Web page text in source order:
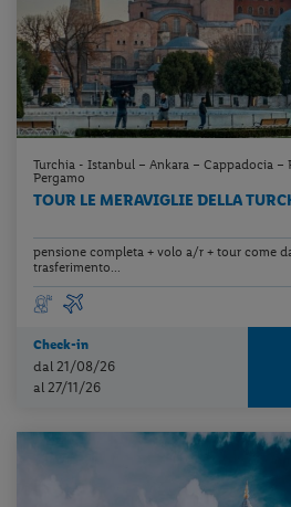
Turchia - Istanbul – Ankara – Cappadocia –
Pergamo
TOUR LE MERAVIGLIE DELLA
pensione completa + volo a/r + tour come
trasferimento...
Check-in
dal 21/08/26
al 27/11/26